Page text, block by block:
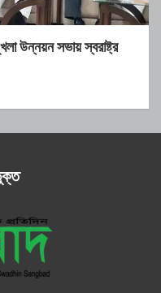
উন্নয়ন সভায় স্বরাষ্ট্র